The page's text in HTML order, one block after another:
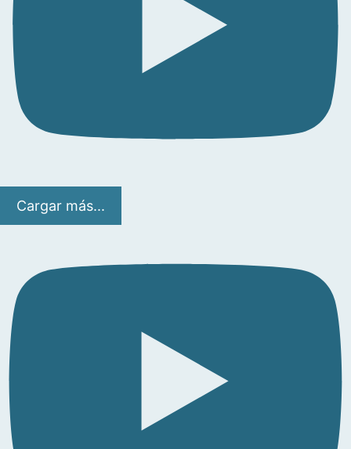
Cargar más...